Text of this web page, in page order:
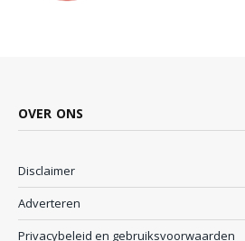
OVER ONS
Disclaimer
Adverteren
Privacybeleid en gebruiksvoorwaarden